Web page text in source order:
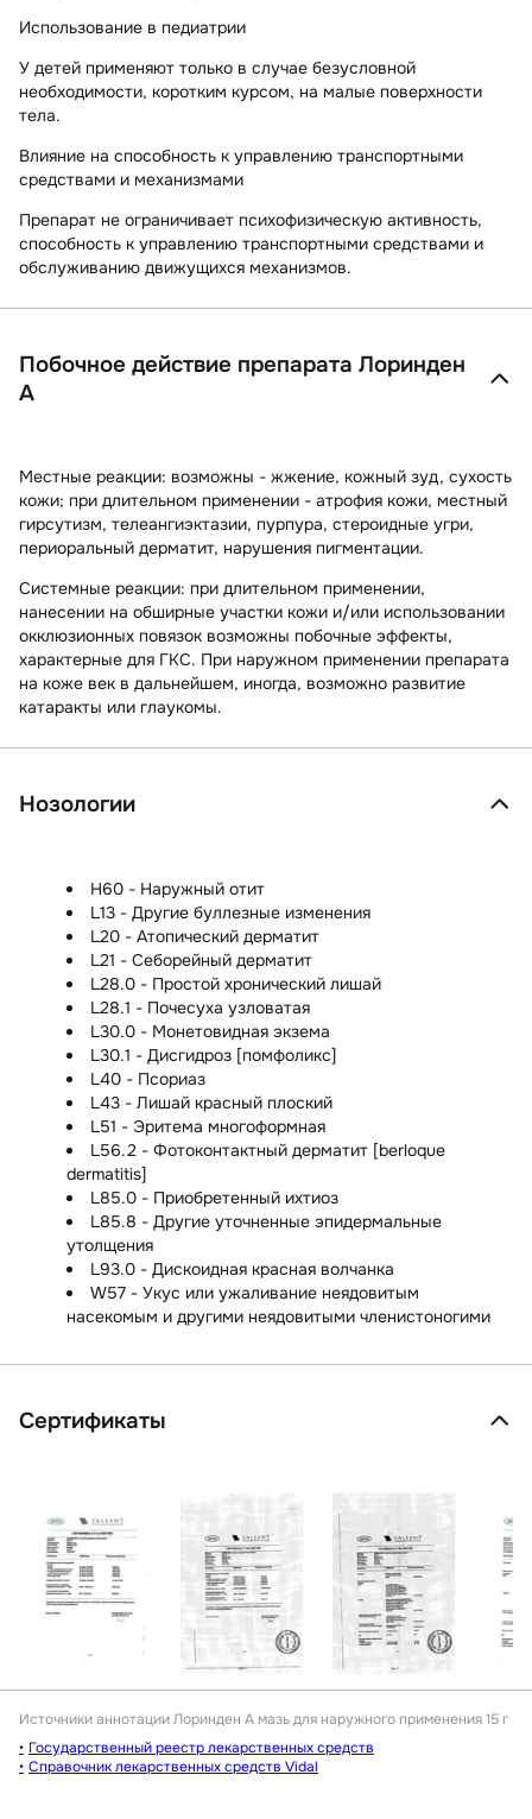
Использование в педиатрии
У детей применяют только в случае безусловной
необходимости, коротким курсом, на малые поверхности
тела.
Влияние на способность к управлению транспортными
средствами и механизмами
Препарат не ограничивает психофизическую активность,
способность к управлению транспортными средствами и
обслуживанию движущихся механизмов.
Побочное действие препарата Лоринден
А
Местные реакции: возможны - жжение, кожный зуд, сухость
кожи; при длительном применении - атрофия кожи, местный
гирсутизм, телеангиэктазии, пурпура, стероидные угри,
периоральный дерматит, нарушения пигментации.
Системные реакции: при длительном применении,
нанесении на обширные участки кожи и/или использовании
окклюзионных повязок возможны побочные эффекты,
характерные для ГКС. При наружном применении препарата
на коже век в дальнейшем, иногда, возможно развитие
катаракты или глаукомы.
Нозологии
H60 - Наружный отит
L13 - Другие буллезные изменения
L20 - Атопический дерматит
L21 - Себорейный дерматит
L28.0 - Простой хронический лишай
L28.1 - Почесуха узловатая
L30.0 - Монетовидная экзема
L30.1 - Дисгидроз [помфоликс]
L40 - Псориаз
L43 - Лишай красный плоский
L51 - Эритема многоформная
L56.2 - Фотоконтактный дерматит [berloque
dermatitis]
L85.0 - Приобретенный ихтиоз
L85.8 - Другие уточненные эпидермальные
утолщения
L93.0 - Дискоидная красная волчанка
W57 - Укус или ужаливание неядовитым
насекомым и другими неядовитыми членистоногими
Сертификаты
Источники аннотацииЛоринден А мазь для наружного применения 15 г
Государственный реестр лекарственных средств
Справочник лекарственных средств Vidal